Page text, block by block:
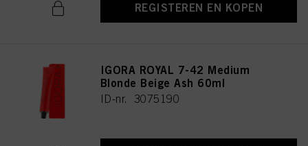
REGISTEREN EN KOPEN
IGORA ROYAL 7-42 Medium
Blonde Beige Ash 60ml
ID-nr. 3075190